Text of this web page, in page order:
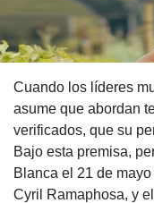
Cuando los líderes
asume que abordan
verificados, que su
Bajo esta premisa,
Blanca el 21 de
Cyril Ramaphosa, y